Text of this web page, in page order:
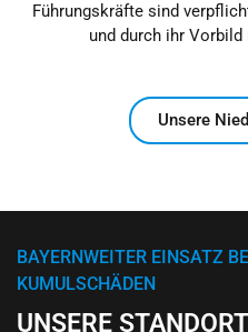
Führungskräfte sind
und durch ihr Vorbild
Unsere
BAYERNWEITER EINSATZ
KUMULSCHÄDEN
UNSERE